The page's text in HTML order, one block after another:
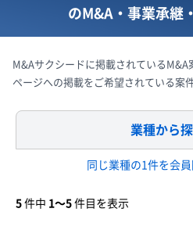
のM&A・事業承継
M&Aサクシードに掲載されている
ページへの掲載をご希望されている案
業種から
同じ業種の1件を会
5 件中 1〜5 件目を表示